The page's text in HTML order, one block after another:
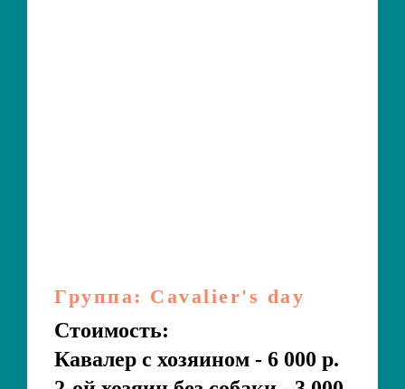
Группа: Cavalier's day
Стоимость:
Кавалер с хозяином - 6 000 р.